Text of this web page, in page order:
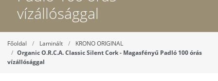
vízállósággal
Főoldal Laminált
KRONO ORIGINAL
Organic O.R.C.A. Classic Silent Cork - Magasfényű Padló 100 órás
vízállósággal